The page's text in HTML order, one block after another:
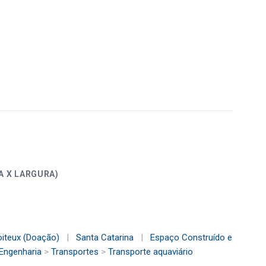
X LARGURA)
(Doação) | Santa Catarina |
Espaço Construído e
> Transportes > Transporte aquaviário